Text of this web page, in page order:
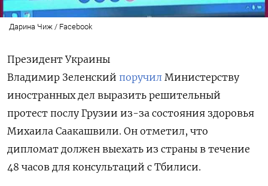
Дарина Чиж / Facebook
Президент Украины
Владимир Зеленский поручил Министерству
иностранных дел выразить решительный
протест послу Грузии из-за состояния здоровья
Михаила Саакашвили. Он отметил, что
дипломат должен выехать из страны в течение
48 часов для консультаций с Тбилиси.